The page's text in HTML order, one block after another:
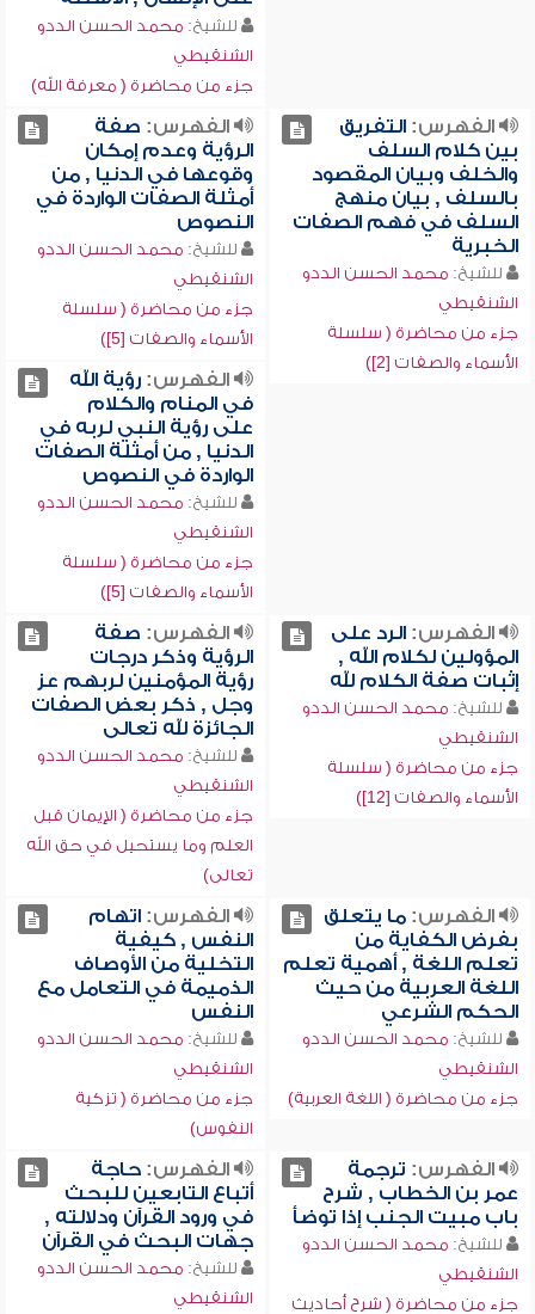
للشيخ: محمد الحسن الددو
الشنقيطي
جزء من محاضرة ( معرفة الله)
الفهرس:التفريق
بين كلام السلف
والخلف وبيان المقصود
بالسلف , بيان منهج
السلف في فهم الصفات
الخبرية
للشيخ: محمد الحسن الددو
الشنقيطي
جزء من محاضرة ( سلسلة
الأسماء والصفات [2])
الفهرس: صفة
الرؤية وعدم إمكان
وقوعها في الدنيا , من
أمثلة الصفات الواردة في
النصوص
للشيخ: محمد الحسن الددو
الشنقيطي
جزء من محاضرة ( سلسلة
الأسماء والصفات [5])
الفهرس:رؤية الله
في المنام والكلام
على رؤية النبي لربه في
الدنيا , من أمثلة الصفات
الواردة في النصوص
للشيخ: محمد الحسن الددو
الشنقيطي
جزء من محاضرة ( سلسلة
الأسماء والصفات [5])
الفهرس:الرد على
المؤولين لكلام الله ,
إثبات صفة الكلام لله
للشيخ: محمد الحسن الددو
الشنقيطي
جزء من محاضرة ( سلسلة
الأسماء والصفات [12])
الفهرس: صفة
الرؤية وذكر درجات
رؤية المؤمنين لربهم عز
وجل , ذكر بعض الصفات
الجائزة لله تعالى
للشيخ: محمد الحسن الددو
الشنقيطي
جزء من محاضرة ( الإيمان قبل
العلم وما يستحيل في حق الله
تعالى)
الفهرس:ما يتعلق
بفرض الكفاية من
تعلم اللغة , أهمية تعلم
اللغة العربية من حيث
الحكم الشرعي
للشيخ: محمد الحسن الددو
الشنقيطي
جزء من محاضرة ( اللغة العربية)
الفهرس:اتهام
النفس , كيفية
التخلية من الأوصاف
الذميمة في التعامل مع
النفس
للشيخ: محمد الحسن الددو
الشنقيطي
جزء من محاضرة ( تزكية
النفوس)
الفهرس: ترجمة
عمر بن الخطاب , شرح
باب مبيت الجنب إذا توضأ
للشيخ: محمد الحسن الددو
الشنقيطي
جزء من محاضرة ( شرح أحاديث
الفهرس:حاجة
أتباع التابعين للبحث
في ورود القرآن ودلالته ,
جهات البحث في القرآن
للشيخ: محمد الحسن الددو
الشنقيطي